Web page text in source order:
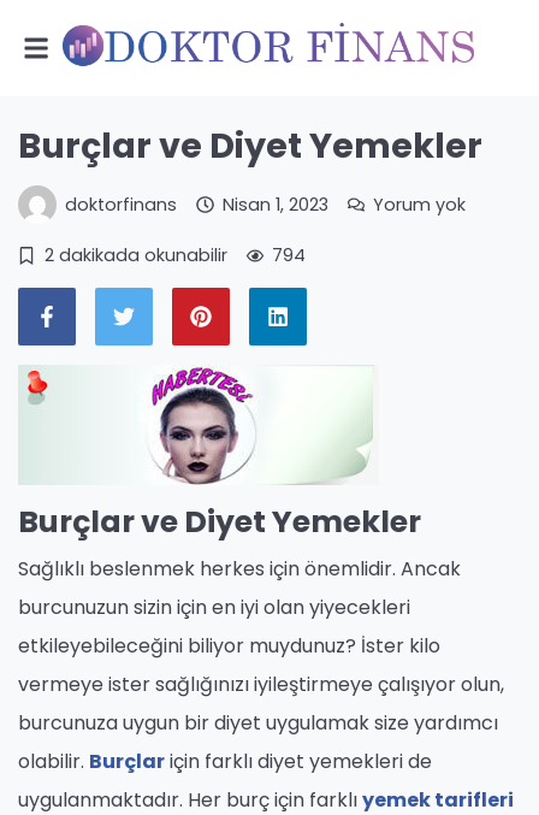
Burçlar ve Diyet Yemekler
doktorfinans Nisan 1, 2023 Yorum yok
2 dakikada okunabilir 794
Burçlar ve Diyet Yemekler
Sağlıklı beslenmek herkes için önemlidir. Ancak
burcunuzun sizin için en iyi olan yiyecekleri
etkileyebileceğini biliyor muydunuz? İster kilo
vermeye ister sağlığınızı iyileştirmeye çalışıyor olun,
burcunuza uygun bir diyet uygulamak size yardımcı
olabilir. Burçlariçin farklı diyet yemekleri de
uygulanmaktadır. Her burç için farklıyemek tarifleri